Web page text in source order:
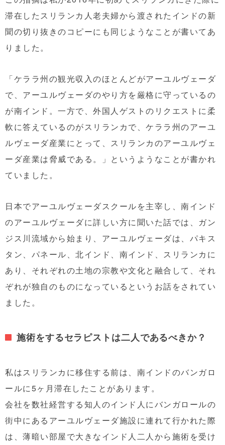
滞在したスリランカ人老夫婦から渡されたインドの新
聞の切り抜きのコピーにも同じようなことが書いてあ
りました。
「ケララ州の観光収入のほとんどがアーユルヴェーダ
で、アーユルヴェーダのやり方を厳格に守っているの
が南インド。一方で、外国人ゲストのリクエストに柔
軟に答えているのがスリランカで、ケララ州のアーユ
ルヴェーダ産業にとって、スリランカのアーユルヴェ
ーダ産業は脅威である。」というようなことが書かれ
ていました。
日本でアーユルヴェーダスクールを主宰し、南インド
のアーユルヴェーダに詳しい方に聞いた話では、ガン
ジス川流域から始まり、アーユルヴェーダは、パキス
タン、パネール、北インド、南インド、スリランカに
あり、それぞれの土地の宗教や文化と融合して、それ
ぞれが独自のものになっているというお話をされてい
ました。
施術をするセラピストは二人であるべきか？
私はスリランカに移住する前は、南インドのバンガロ
ールに5ヶ月滞在したことがあります。
会社を数社経営する知人のインド人にバンガロールの
街中にあるアーユルヴェーダ施設に連れて行かれた際
は、薄暗い部屋で大きなインド人二人から施術を受け